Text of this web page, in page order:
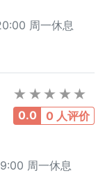
周一休息
0.0 0 人评价
周一休息